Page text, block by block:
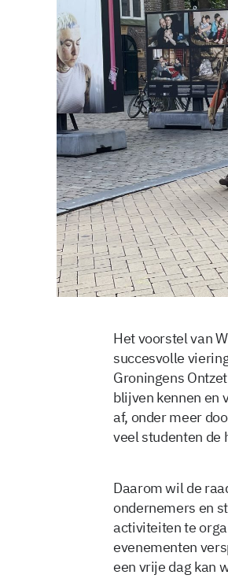
Het voorstel van
succesvolle
Groningens
blijven kennen en
af, onder meer
veel studenten de
Daarom wil de
ondernemers en
activiteiten te
evenementen
een vrije dag kan